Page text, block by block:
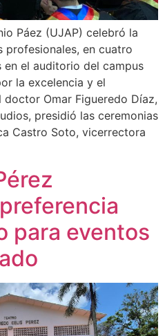
Páez (UJAP) celebró la
profesionales, en cuatro
el auditorio del campus
la excelencia y el
Omar Figueredo Díaz,
presidió las ceremonias
Castro Soto, vicerrectora
para eventos